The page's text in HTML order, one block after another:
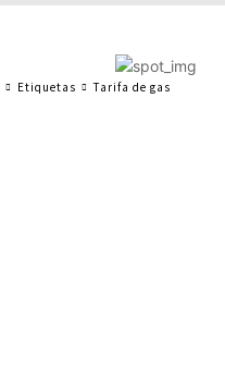
Etiquetas Tarifa de gas